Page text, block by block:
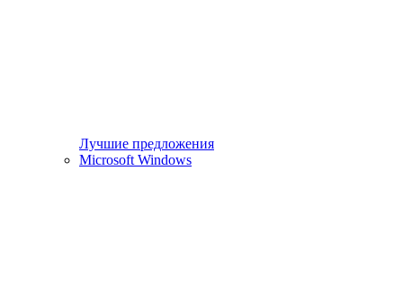
Лучшие предложения
Microsoft Windows